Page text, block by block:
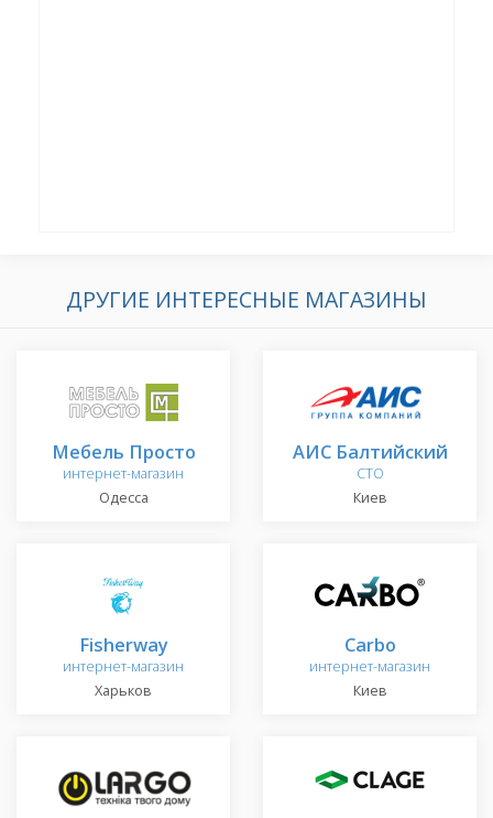
ДРУГИЕ ИНТЕРЕСНЫЕ МАГАЗИНЫ
Мебель Просто
интернет-магазин
Одесса
АИС Балтийский
СТО
Киев
Fisherway
интернет-магазин
Харьков
Carbo
интернет-магазин
Киев